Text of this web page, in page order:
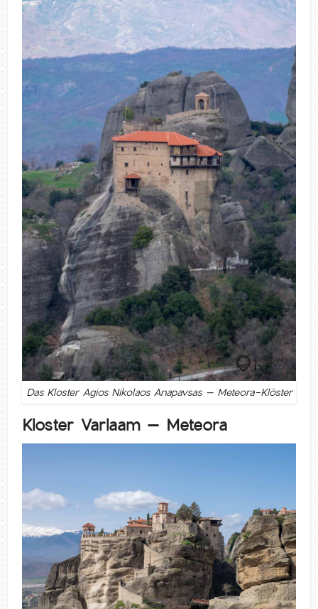
Das Kloster Agios Nikolaos Anapavsas – Meteora-Klöster
Kloster Varlaam – Meteora